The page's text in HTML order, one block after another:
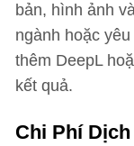
bản, hình ảnh
ngành hoặc
thêm DeepL
kết quả.
Chi Phí